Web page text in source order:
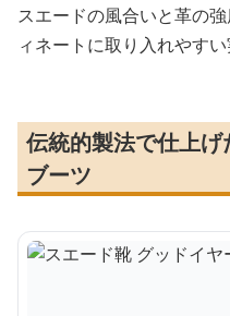
スエードの風合いと革の
ィネートに取り入れやすい
伝統的製法で仕上
ブーツ